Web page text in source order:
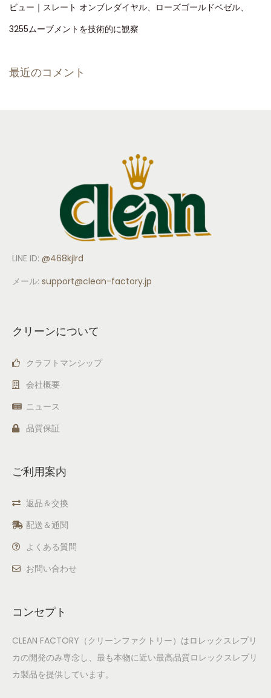
ビュー｜スレート オンブレダイヤル、ローズゴールドベゼル、
3255ムーブメントを技術的に観察
最近のコメント
LINE ID: @468kjlrd
メール: support@clean-factory.jp
クリーンについて
クラフトマンシップ
会社概要
ニュース
品質保証
ご利用案内
返品＆交換
配送＆通関
よくある質問
お問い合わせ
コンセプト
CLEAN FACTORY（クリーンファクトリー）はロレックスレプリ
カの開発のみ専念し、最も本物に近い最高品質ロレックスレプリ
カ製品を提供しています。